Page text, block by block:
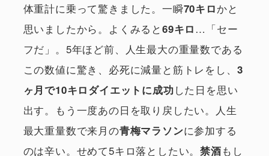
体重計に乗って驚きました。一瞬70キロかと
思いましたから。よくみると69キロ …「セー
フだ」。5年ほど前、人生最大の重量数である
この数値に驚き、必死に減量と筋トレをし、 3
ヶ月で10キロダイエットに成功した日を思い
出す。もう一度あの日を取り戻したい。人生
最大重量数で来月の青梅マラソンに参加する
のは辛い。せめて5キロ落としたい。禁酒もし